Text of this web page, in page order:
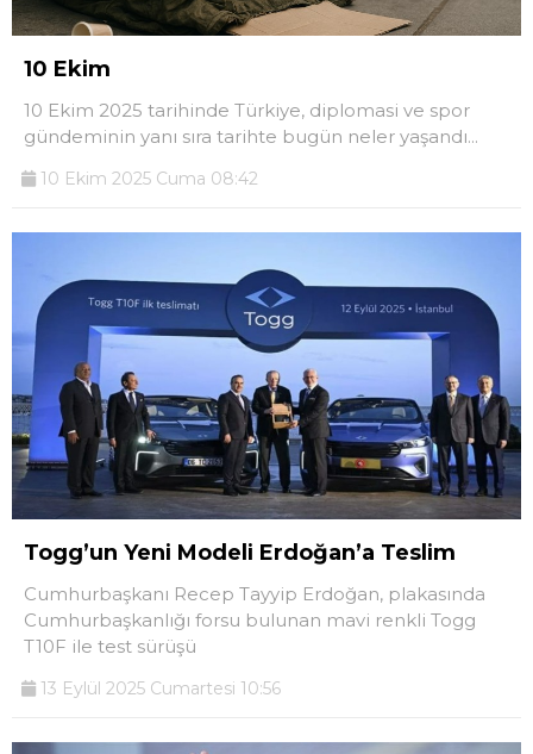
10 Ekim
10 Ekim 2025 tarihinde Türkiye, diplomasi ve spor
gündeminin yanı sıra tarihte bugün neler yaşandı...
10 Ekim 2025 Cuma 08:42
Togg’un Yeni Modeli Erdoğan’a Teslim
Cumhurbaşkanı Recep Tayyip Erdoğan, plakasında
Cumhurbaşkanlığı forsu bulunan mavi renkli Togg
T10F ile test sürüşü
13 Eylül 2025 Cumartesi 10:56